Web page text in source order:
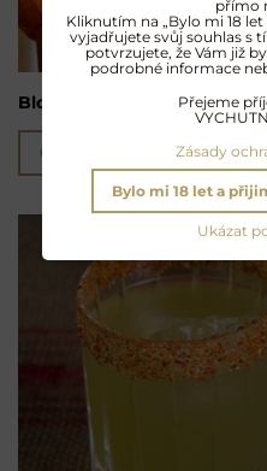
Bloody Maria
Čtěte více
přímo
Kliknutím na „Bylo mi 18
vyjadřujete svůj souhlas s
potvrzujete, že Vám již
podrobné informace
Přejeme
Zásady
Ukázat
Bylo mi 18 let a